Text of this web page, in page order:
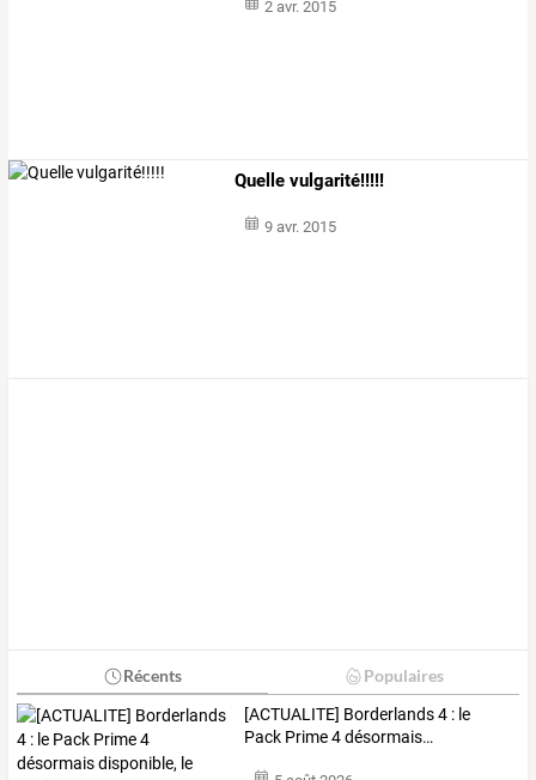
2 avr. 2015
Quelle vulgarité!!!!!
9 avr. 2015
Récents Populaires
[ACTUALITE] Borderlands4 : le
Pack Prime4désormais…